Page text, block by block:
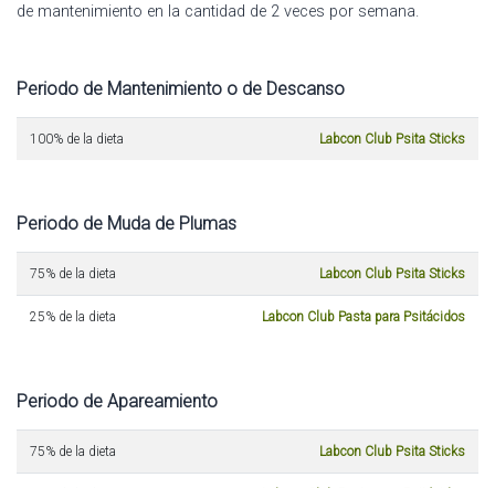
de mantenimiento en la cantidad de 2 veces por semana.
Periodo de Mantenimiento o de Descanso
100% de la dieta Labcon Club Psita Sticks
Periodo de Muda de Plumas
75% de la dieta Labcon Club Psita Sticks
25% de la dieta Labcon Club Pasta para Psitácidos
Periodo de Apareamiento
75% de la dieta Labcon Club Psita Sticks